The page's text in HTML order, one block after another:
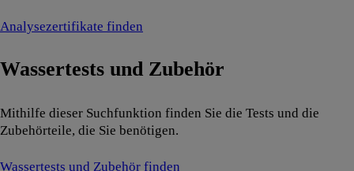
Analysezertifikate finden
Wassertests und Zubehör
Mithilfe dieser Suchfunktion finden Sie die Tests und die
Zubehörteile, die Sie benötigen.
Wassertests und Zubehör finden